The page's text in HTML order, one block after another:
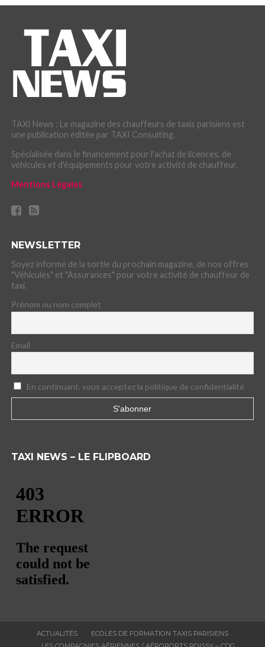
TAXI News : Le magazine des chauffeurs de taxis parisiens est
une publication éditée par TAXI Consulting.
Spécialisée dans le financement pour l'achat de licences, de
véhicules et d'équipements pour votre activité de chauffeur.
Mentions Légales
NEWSLETTER
Soyez informé de la sortie du prochain magazine, de nos offres
"Véhicules" et "Assurances" pour votre activité de chauffeur de
taxi.
Prénom ou nom complet
Email
En continuant, vous acceptez la politique de confidentialité
TAXI NEWS – LE FLIPBOARD
ACTUALITÉS
ECOLES DE FORMATION TAXIS PARISIENS